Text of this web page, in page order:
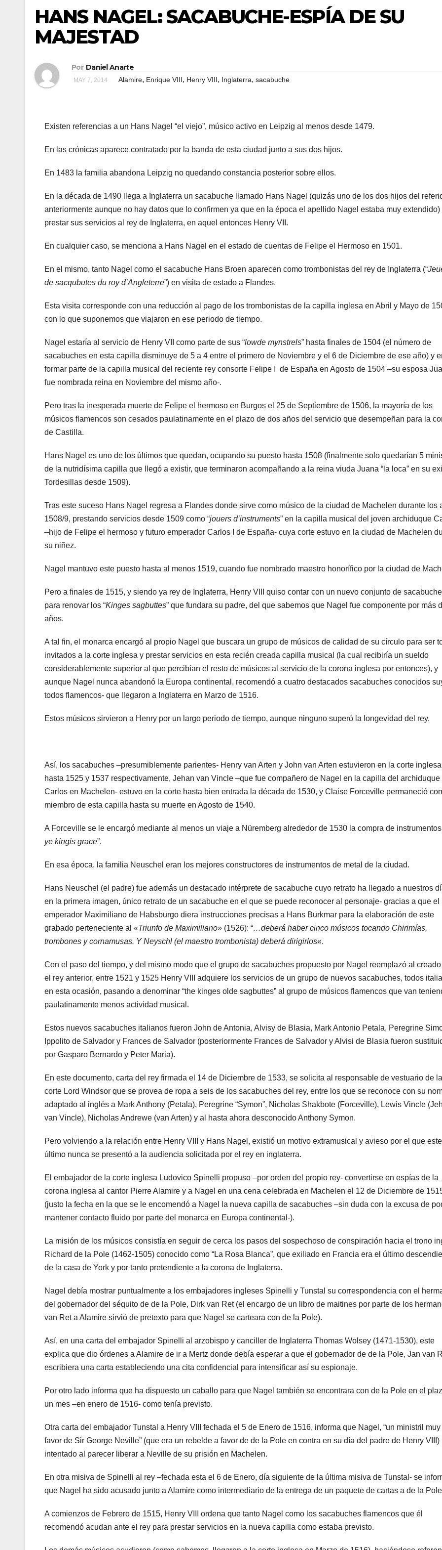
HANS NAGEL: SACABUCHE-ESPÍA DE SU
MAJESTAD
Por Daniel Anarte
MAY 7, 2014 Alamire, Enrique VIII, Henry VIII, Inglaterra, sacabuche
Existen referencias a un Hans Nagel “el viejo”, músico activo en Leipzig al menos desde 1479.
En las crónicas aparece contratado por la banda de esta ciudad junto a sus dos hijos.
En 1483 la familia abandona Leipzig no quedando constancia posterior sobre ellos.
En la década de 1490 llega a Inglaterra un sacabuche llamado Hans Nagel (quizás uno de los dos hijos del
anteriormente aunque no hay datos que lo confirmen ya que en la época el apellido Nagel estaba muy extendido)
prestar sus servicios al rey de Inglaterra, en aquel entonces Henry VII.
En cualquier caso, se menciona a Hans Nagel en el estado de cuentas de Felipe el Hermoso en 1501.
En el mismo, tanto Nagel como el sacabuche Hans Broen aparecen como trombonistas del rey de Inglaterra (“
de sacqubutes du roy d’Angleterre”) en visita de estado a Flandes.
Esta visita corresponde con una reducción al pago de los trombonistas de la capilla inglesa en Abril y Mayo de
con lo que suponemos que viajaron en ese periodo de tiempo.
Nagel estaría al servicio de Henry VII como parte de sus “lowde mynstrels” hasta finales de 1504 (el número de
sacabuches en esta capilla disminuye de 5 a 4 entre el primero de Noviembre y el 6 de Diciembre de ese año) y
formar parte de la capilla musical del reciente rey consorte Felipe I de España en Agosto de 1504 –su esposa
fue nombrada reina en Noviembre del mismo año-.
Pero tras la inesperada muerte de Felipe el hermoso en Burgos el 25 de Septiembre de 1506, la mayoría de los
músicos flamencos son cesados paulatinamente en el plazo de dos años del servicio que desempeñan para la
de Castilla.
Hans Nagel es uno de los últimos que quedan, ocupando su puesto hasta 1508 (finalmente solo quedarían 5
de la nutridísima capilla que llegó a existir, que terminaron acompañando a la reina viuda Juana “la loca” en su
Tordesillas desde 1509).
Tras este suceso Hans Nagel regresa a Flandes donde sirve como músico de la ciudad de Machelen durante los
1508/9, prestando servicios desde 1509 como “jouers d’instruments” en la capilla musical del joven archiduque
–hijo de Felipe el hermoso y futuro emperador Carlos I de España- cuya corte estuvo en la ciudad de Machelen
su niñez.
Nagel mantuvo este puesto hasta al menos 1519, cuando fue nombrado maestro honorífico por la ciudad de
Pero a finales de 1515, y siendo ya rey de Inglaterra, Henry VIII quiso contar con un nuevo conjunto de
para renovar los “Kinges sagbuttes” que fundara su padre, del que sabemos que Nagel fue componente por más
años.
A tal fin, el monarca encargó al propio Nagel que buscara un grupo de músicos de calidad de su círculo para ser
invitados a la corte inglesa y prestar servicios en esta recién creada capilla musical (la cual recibiría un sueldo
considerablemente superior al que percibían el resto de músicos al servicio de la corona inglesa por entonces), y
aunque Nagel nunca abandonó la Europa continental, recomendó a cuatro destacados sacabuches conocidos
todos flamencos- que llegaron a Inglaterra en Marzo de 1516.
Estos músicos sirvieron a Henry por un largo periodo de tiempo, aunque ninguno superó la longevidad del rey.
Así, los sacabuches –presumiblemente parientes- Henry van Arten y John van Arten estuvieron en la corte inglesa
hasta 1525 y 1537 respectivamente, Jehan van Vincle –que fue compañero de Nagel en la capilla del archiduque
Carlos en Machelen- estuvo en la corte hasta bien entrada la década de 1530, y Claise Forceville permaneció
miembro de esta capilla hasta su muerte en Agosto de 1540.
A Forceville se le encargó mediante al menos un viaje a Nüremberg alrededor de 1530 la compra de instrumentos
ye kingis grace”.
En esa época, la familia Neuschel eran los mejores constructores de instrumentos de metal de la ciudad.
Hans Neuschel (el padre) fue además un destacado intérprete de sacabuche cuyo retrato ha llegado a nuestros
en la primera imagen, único retrato de un sacabuche en el que se puede reconocer al personaje- gracias a que el
emperador Maximiliano de Habsburgo diera instrucciones precisas a Hans Burkmar para la elaboración de este
grabado perteneciente al «Triunfo de Maximiliano» (1526): “…deberá haber cinco músicos tocando Chirimías,
trombones y cornamusas. Y Neyschl (el maestro trombonista) deberá dirigirlos«.
Con el paso del tiempo, y del mismo modo que el grupo de sacabuches propuesto por Nagel reemplazó al
el rey anterior, entre 1521 y 1525 Henry VIII adquiere los servicios de un grupo de nuevos sacabuches, todos
en esta ocasión, pasando a denominar “the kinges olde sagbuttes” al grupo de músicos flamencos que van
paulatinamente menos actividad musical.
Estos nuevos sacabuches italianos fueron John de Antonia, Alvisy de Blasia, Mark Antonio Petala, Peregrine
Ippolito de Salvador y Frances de Salvador (posteriormente Frances de Salvador y Alvisi de Blasia fueron
por Gasparo Bernardo y Peter Maria).
En este documento, carta del rey firmada el 14 de Diciembre de 1533, se solicita al responsable de vestuario de la
corte Lord Windsor que se provea de ropa a seis de los sacabuches del rey, entre los que se reconoce con su
adaptado al inglés a Mark Anthony (Petala), Peregrine “Symon”, Nicholas Shakbote (Forceville), Lewis Vincle
van Vincle), Nicholas Andrewe (van Arten) y al hasta ahora desconocido Anthony Symon.
Pero volviendo a la relación entre Henry VIII y Hans Nagel, existió un motivo extramusical y avieso por el que este
último nunca se presentó a la audiencia solicitada por el rey en inglaterra.
El embajador de la corte inglesa Ludovico Spinelli propuso –por orden del propio rey- convertirse en espías de la
corona inglesa al cantor Pierre Alamire y a Nagel en una cena celebrada en Machelen el 12 de Diciembre de
(justo la fecha en la que se le encomendó a Nagel la nueva capilla de sacabuches –sin duda con la excusa de
mantener contacto fluido por parte del monarca en Europa continental-).
La misión de los músicos consistía en seguir de cerca los pasos del sospechoso de conspiración hacia el trono
Richard de la Pole (1462-1505) conocido como “La Rosa Blanca”, que exiliado en Francia era el último
de la casa de York y por tanto pretendiente a la corona de Inglaterra.
Nagel debía mostrar puntualmente a los embajadores ingleses Spinelli y Tunstal su correspondencia con el
del gobernador del séquito de de la Pole, Dirk van Ret (el encargo de un libro de maitines por parte de los
van Ret a Alamire sirvió de pretexto para que Nagel se carteara con de la Pole).
Así, en una carta del embajador Spinelli al arzobispo y canciller de Inglaterra Thomas Wolsey (1471-1530), este
explica que dio órdenes a Alamire de ir a Mertz donde debía esperar a que el gobernador de de la Pole, Jan van
escribiera una carta estableciendo una cita confidencial para intensificar así su espionaje.
Por otro lado informa que ha dispuesto un caballo para que Nagel también se encontrara con de la Pole en el
un mes –en enero de 1516- como tenía previsto.
Otra carta del embajador Tunstal a Henry VIII fechada el 5 de Enero de 1516, informa que Nagel, “un ministril muy
favor de Sir George Neville” (que era un rebelde a favor de de la Pole en contra en su día del padre de Henry VIII)
intentado al parecer liberar a Neville de su prisión en Machelen.
En otra misiva de Spinelli al rey –fechada esta el 6 de Enero, día siguiente de la última misiva de Tunstal- se
que Nagel ha sido acusado junto a Alamire como intermediario de la entrega de un paquete de cartas a de la
A comienzos de Febrero de 1515, Henry VIII ordena que tanto Nagel como los sacabuches flamencos que él
recomendó acudan ante el rey para prestar servicios en la nueva capilla como estaba previsto.